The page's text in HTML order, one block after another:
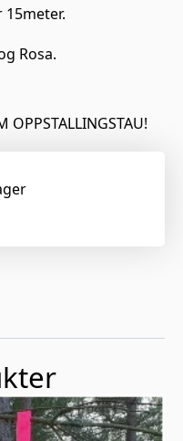
15meter.
Rosa.
OPPSTALLINGSTAU!